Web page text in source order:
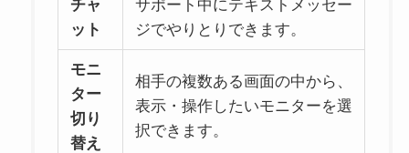
チャ
ット
サポート中にテキストメッセー
ジでやりとりできます。
モニ
ター
切り
替え
相手の複数ある画面の中から、
表示・操作したいモニターを選
択できます。